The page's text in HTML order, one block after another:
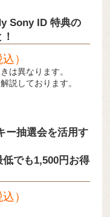
Sony ID 特典の
）
は異なります。
説しております。
ー抽選会を活用す
でも1,500円お得
）